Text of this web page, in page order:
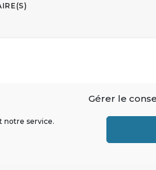
Gérer le
notre service.